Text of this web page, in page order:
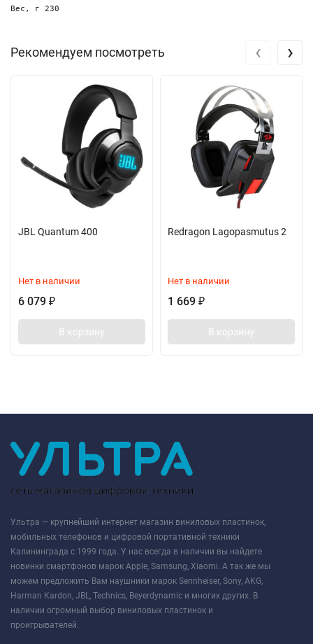
Рекомендуем посмотреть
JBL Quantum 400
Нет в наличии
6 079 ₽
В корзину
Redragon Lagopasmutus 2
Нет в наличии
1 669 ₽
В корзину
‹ ›
Ультра — крупнейший интернет магазин виниловых пластинок,
мобильных телефонов и цифровой портативной техники
Калининграда с 1999 года. У нас всегда в наличии вы найдете
новинки смартфонов марок Apple, Samsung, Xiaomi. А так же мы
можем предложить Вам наушники марок Sennheiser, Sony, AKG,
Harman Kardon, JBL, Technics, Beyerdynamic и многих других. В
наличии огромный выбор виниловых пластинок и
проигрывателей.